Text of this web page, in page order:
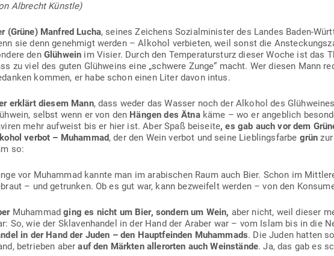
Albrecht Künstle)
(Grüne) Manfred Lucha, seines Zei­chens Sozi­al­mi­nister des Landes Baden-
sie denn genehmigt werden – Alkohol ver­bieten, weil sonst die
den Glühwein im Visier. Durch den Tem­pe­ra­tur­sturz dieser Woche ist das
zu viel des guten Glüh­weins eine „schwere Zunge“ macht. Wer diesen Mann
kommen, er habe schon einen Liter davon intus.
erklärt diesem Mann, dass weder das Wasser noch der Alkohol des
selbst wenn er von den Hängen des Ätnakäme – wo er angeblich
mehr auf­weist bis er hier ist. Aber Spaß bei­seite, es gab auch vor dem
verbot – Muhammad, der den Wein verbot und seine Lieb­lings­farbe grün zur
so:
vor Muhammad kannte man im ara­bi­schen Raum auch Bier. Schon im
– und getrunken. Ob es gut war, kann bezweifelt werden – von den
Muhammadging es nicht um Bier, sondern um Wein, aber nicht, weil dieser
So, wie der Skla­ven­handel in der Hand der Araber war – vom Islam bis in die
in der Hand der Juden – den Haupt­feinden Muhammads. Die Juden hatten
betrieben aberauf den Märkten aller­orten auch Wein­stände. Ja, das gab es